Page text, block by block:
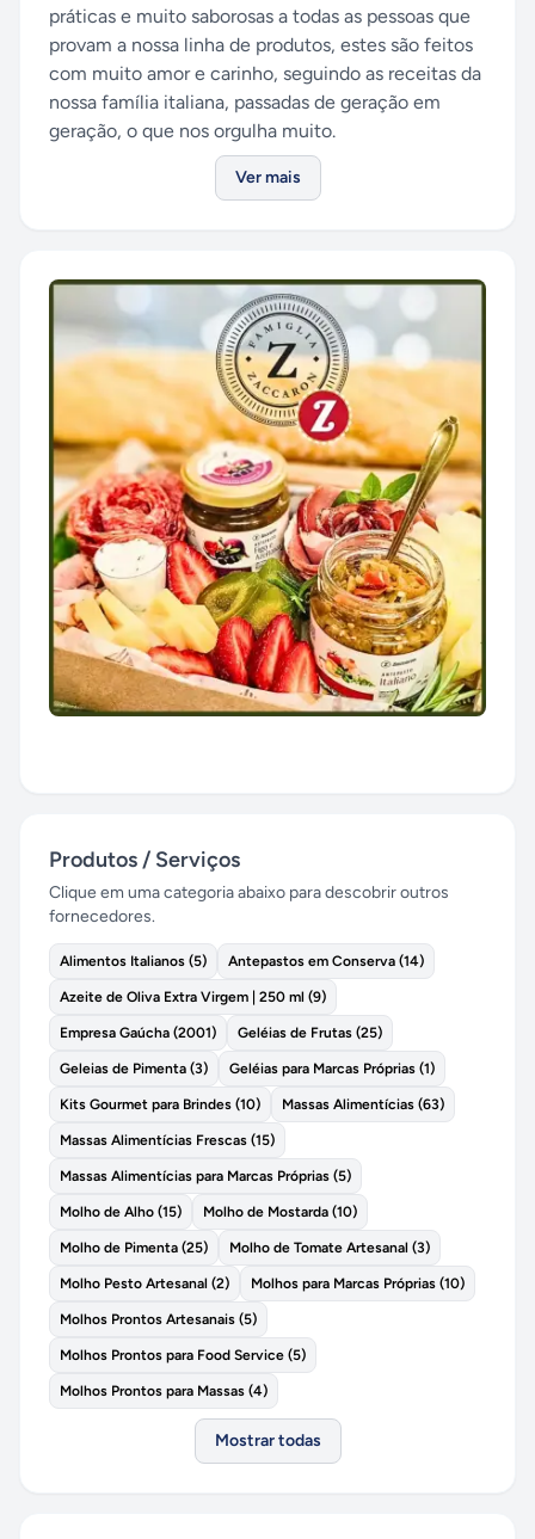
práticas e muito saborosas a todas as pessoas que
provam a nossa linha de produtos, estes são feitos
com muito amor e carinho, seguindo as receitas da
nossa família italiana, passadas de geração em
geração, o que nos orgulha muito.
Ver mais
Produtos / Serviços
Clique em uma categoria abaixo para descobrir outros
fornecedores.
Alimentos Italianos (5) Antepastos em Conserva (14)
Azeite de Oliva Extra Virgem | 250 ml (9)
Empresa Gaúcha (2001) Geléias de Frutas (25)
Geleias de Pimenta (3) Geléias para Marcas Próprias (1)
Kits Gourmet para Brindes (10) Massas Alimentícias (63)
Massas Alimentícias Frescas (15)
Massas Alimentícias para Marcas Próprias (5)
Molho de Alho (15) Molho de Mostarda (10)
Molho de Pimenta (25) Molho de Tomate Artesanal (3)
Molho Pesto Artesanal (2) Molhos para Marcas Próprias (10)
Molhos Prontos Artesanais (5)
Molhos Prontos para Food Service (5)
Molhos Prontos para Massas (4)
Mostrar todas